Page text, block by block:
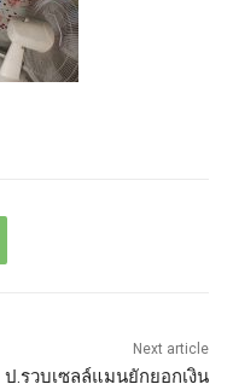
Next article
ป.รวบเซลล์แมนยักยอกเงิน